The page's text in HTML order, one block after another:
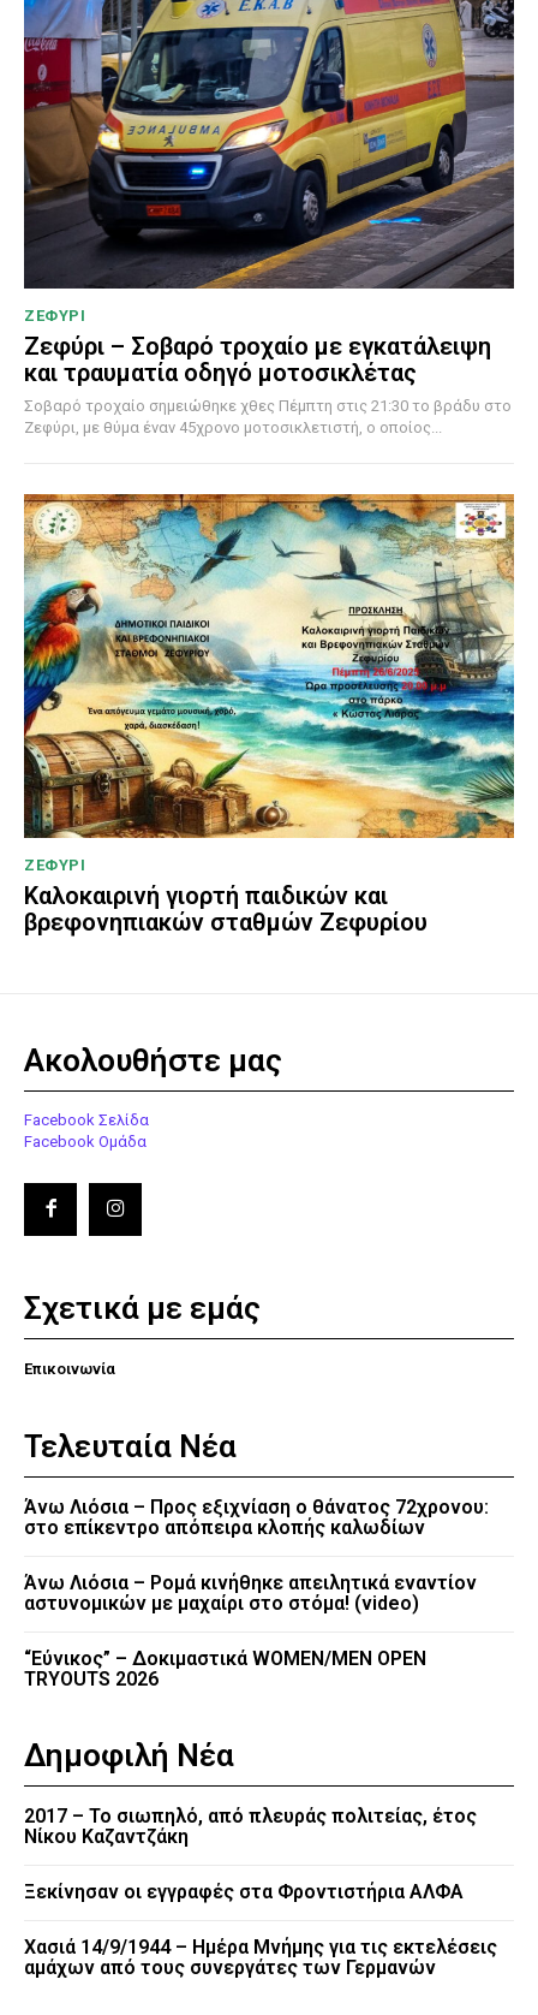
ΖΕΦΥΡΙ
Ζεφύρι – Σοβαρό τροχαίο με εγκατάλειψη
και τραυματία οδηγό μοτοσικλέτας
Σοβαρό τροχαίο σημειώθηκε χθες Πέμπτη στις 21:30 το βράδυ στο
Ζεφύρι, με θύμα έναν 45χρονο μοτοσικλετιστή, ο οποίος...
ΖΕΦΥΡΙ
Καλοκαιρινή γιορτή παιδικών και
βρεφονηπιακών σταθμών Ζεφυρίου
Ακολουθήστε μας
Facebook Σελίδα
Facebook Ομάδα
Σχετικά με εμάς
Επικοινωνία
Τελευταία Νέα
Άνω Λιόσια – Προς εξιχνίαση ο θάνατος 72χρονου:
στο επίκεντρο απόπειρα κλοπής καλωδίων
Άνω Λιόσια – Ρομά κινήθηκε απειλητικά εναντίον
αστυνομικών με μαχαίρι στο στόμα! (video)
“Εύνικος” – Δοκιμαστικά WOMEN/MEN OPEN
TRYOUTS 2026
Δημοφιλή Νέα
2017 – Το σιωπηλό, από πλευράς πολιτείας, έτος
Νίκου Καζαντζάκη
Ξεκίνησαν οι εγγραφές στα Φροντιστήρια ΑΛΦΑ
Χασιά 14/9/1944 – Ημέρα Μνήμης για τις εκτελέσεις
αμάχων από τους συνεργάτες των Γερμανών